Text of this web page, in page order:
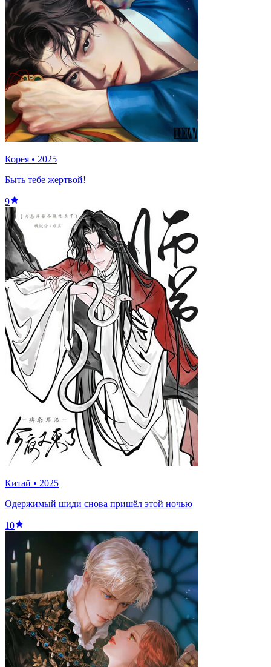
Корея • 2025
Быть тебе жертвой!
9
Китай • 2025
Одержимый шиди снова пришёл этой ночью
10